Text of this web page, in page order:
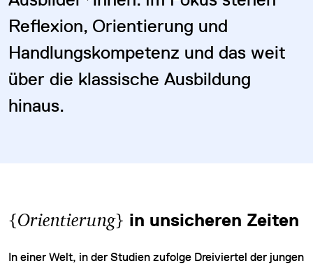
Reflexion, Orientierung und
Handlungskompetenz und das weit
über die klassische Ausbildung
hinaus.
{Orientierung} in unsicheren Zeiten
In einer Welt, in der Studien zufolge Dreiviertel der jungen